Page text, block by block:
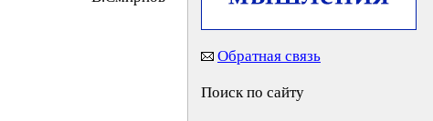
Обратная связь
Поиск по сайту